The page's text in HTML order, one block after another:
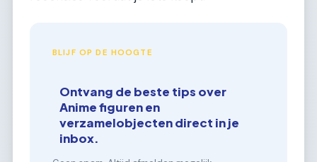
BLIJF OP DE HOOGTE
Ontvang de beste tips over
Anime figuren en
verzamelobjecten direct in je
inbox.